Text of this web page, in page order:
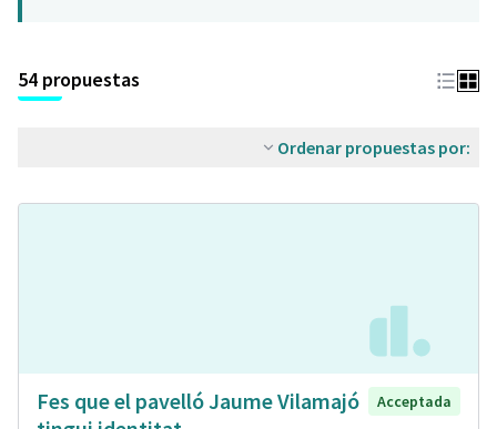
54 propuestas
Ordenar propuestas por:
Fes que el pavelló Jaume Vilamajó
Acceptada